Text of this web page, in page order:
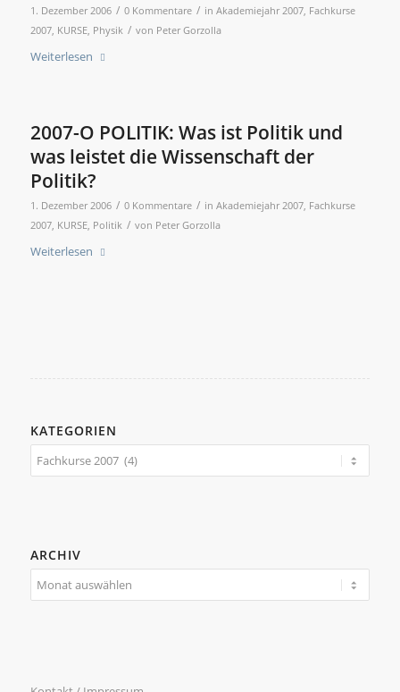
1. Dezember 2006 / 0 Kommentare / in Akademiejahr 2007, Fachkurse
2007, KURSE, Physik / von Peter Gorzolla
Weiterlesen
2007-O POLITIK: Was ist Politik und
was leistet die Wissenschaft der
Politik?
1. Dezember 2006 / 0 Kommentare / in Akademiejahr 2007, Fachkurse
2007, KURSE, Politik / von Peter Gorzolla
Weiterlesen
KATEGORIEN
Kategorien
ARCHIV